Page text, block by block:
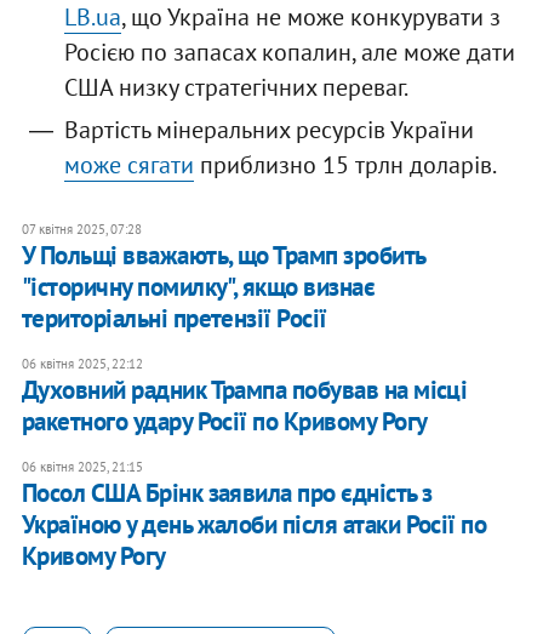
LB.ua, що Україна не може конкурувати з
Росією по запасах копалин, але може дати
США низку стратегічних переваг.
Вартість мінеральних ресурсів України
може сягати приблизно 15 трлн доларів.
07 квітня 2025, 07:28
У Польщі вважають, що Трамп зробить
"історичну помилку", якщо визнає
територіальні претензії Росії
06 квітня 2025, 22:12
Духовний радник Трампа побував на місці
ракетного удару Росії по Кривому Рогу
06 квітня 2025, 21:15
Посол США Брінк заявила про єдність з
Україною у день жалоби після атаки Росії по
Кривому Рогу